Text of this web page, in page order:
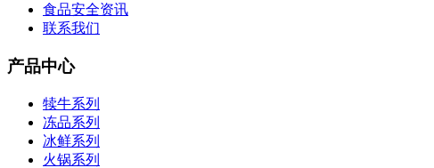
食品安全资讯
联系我们
产品中心
犊牛系列
冻品系列
冰鲜系列
火锅系列